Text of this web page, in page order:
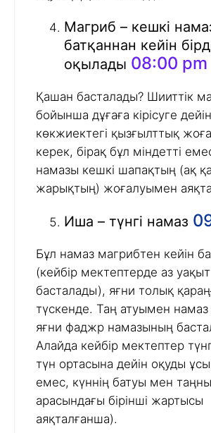
Магриб – кешкі
батқаннан кейін
оқылады 08:00 pm
Қашан басталады? Шииттік
бойынша дұғаға кірісуге дейін
көкжиектегі қызғылттық
керек, бірақ бұл міндетті
намазы кешкі шапақтың (ақ
жарықтың) жоғалуымен
Иша – түнгі намаз
Бұл намаз магрибтен кейін
(кейбір мектептерде аз уақыт
басталады), яғни толық
түскенде. Таң атуымен намаз
яғни фаджр намазының
Алайда кейбір мектептер
түн ортасына дейін оқуды
емес, күннің батуы мен
арасындағы бірінші жартысы
аяқталғанша).